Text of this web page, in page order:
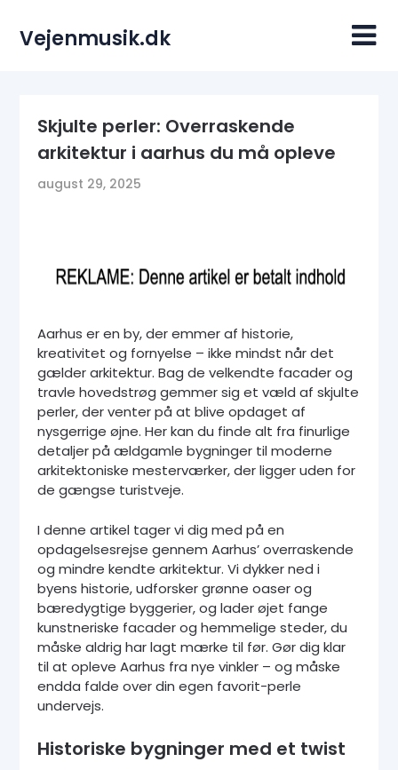
content
Vejenmusik.dk
Skjulte perler: Overraskende
arkitektur i aarhus du må opleve
august 29, 2025
Aarhus er en by, der emmer af historie,
kreativitet og fornyelse – ikke mindst når det
gælder arkitektur. Bag de velkendte facader og
travle hovedstrøg gemmer sig et væld af skjulte
perler, der venter på at blive opdaget af
nysgerrige øjne. Her kan du finde alt fra finurlige
detaljer på ældgamle bygninger til moderne
arkitektoniske mesterværker, der ligger uden for
de gængse turistveje.
I denne artikel tager vi dig med på en
opdagelsesrejse gennem Aarhus’ overraskende
og mindre kendte arkitektur. Vi dykker ned i
byens historie, udforsker grønne oaser og
bæredygtige byggerier, og lader øjet fange
kunstneriske facader og hemmelige steder, du
måske aldrig har lagt mærke til før. Gør dig klar
til at opleve Aarhus fra nye vinkler – og måske
endda falde over din egen favorit-perle
undervejs.
Historiske bygninger med et twist